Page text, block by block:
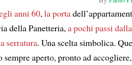
anni 60, la porta
della Panetteria, a pochi passi
serratura. Una scelta simbolica.
aperto, pronto ad